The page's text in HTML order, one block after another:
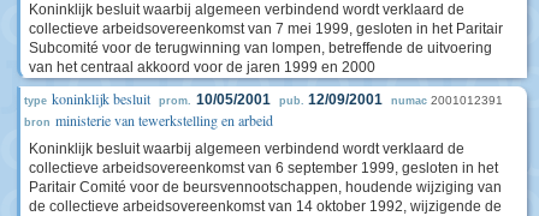
Koninklijk besluit waarbij algemeen verbindend wordt verklaard de
collectieve arbeidsovereenkomst van 7 mei 1999, gesloten in het Paritair
Subcomité voor de terugwinning van lompen, betreffende de uitvoering
van het centraal akkoord voor de jaren 1999 en 2000
type koninklijk besluit prom. 10/05/2001 pub. 12/09/2001 numac 2001012391
bron ministerie van tewerkstelling en arbeid
Koninklijk besluit waarbij algemeen verbindend wordt verklaard de
collectieve arbeidsovereenkomst van 6 september 1999, gesloten in het
Paritair Comité voor de beursvennootschappen, houdende wijziging van
de collectieve arbeidsovereenkomst van 14 oktober 1992, wijzigende de